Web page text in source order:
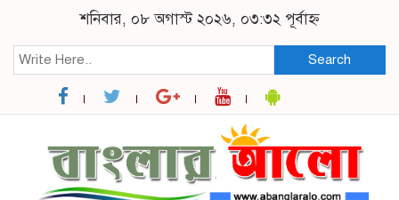
শনিবার, ০৮ অগাস্ট ২০২৬, ০৩:৩২ পূর্বাহ্ন
Search